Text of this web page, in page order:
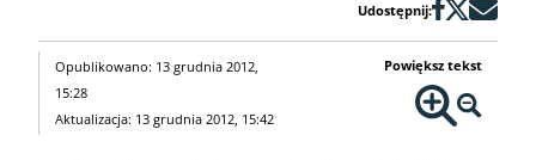
Udostępnij:
Opublikowano: 13 grudnia 2012,
15:28
Aktualizacja: 13 grudnia 2012, 15:42
Powiększ tekst